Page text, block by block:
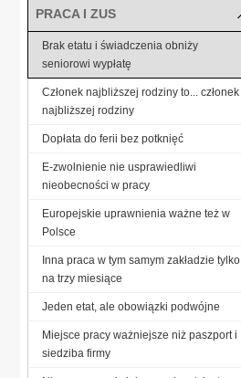
PRACA I ZUS
Brak etatu i świadczenia obniży
seniorowi wypłatę
Członek najbliższej rodziny to... członek
najbliższej rodziny
Dopłata do ferii bez potknięć
E-zwolnienie nie usprawiedliwi
nieobecności w pracy
Europejskie uprawnienia ważne też w
Polsce
Inna praca w tym samym zakładzie tylko
na trzy miesiące
Jeden etat, ale obowiązki podwójne
Miejsce pracy ważniejsze niż paszport i
siedziba firmy